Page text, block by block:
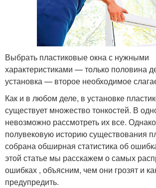
Выбрать пластиковые окна с нужными
характеристиками — только половина
установка — второе необходимое
Как и в любом деле, в установке
существует множество тонкостей. В
невозможно рассмотреть их все.
полувековую историю существования
собрана обширная статистика об
этой статье мы расскажем о самых
ошибках , объясним, чем они грозят и
предупредить.